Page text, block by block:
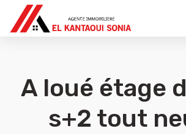
A loué étage
s+2 tout